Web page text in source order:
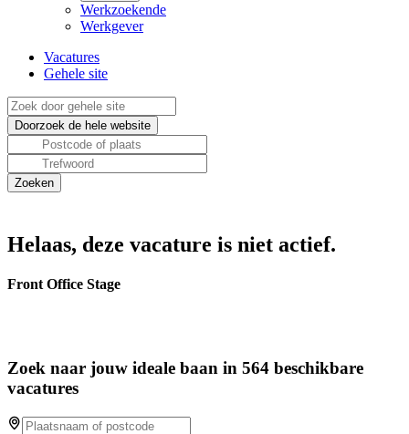
Werkzoekende
Werkgever
Vacatures
Gehele site
Helaas, deze vacature is niet actief.
Front Office Stage
Zoek naar jouw ideale baan in 564 beschikbare
vacatures